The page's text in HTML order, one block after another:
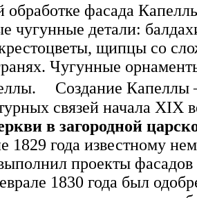
обработке фасада
чугунные детали:
щипцы со
Чугунные
Создание Капеллы
связей начала XIX
в загородной
1829 года известному
проекты фасадов
1830 года был